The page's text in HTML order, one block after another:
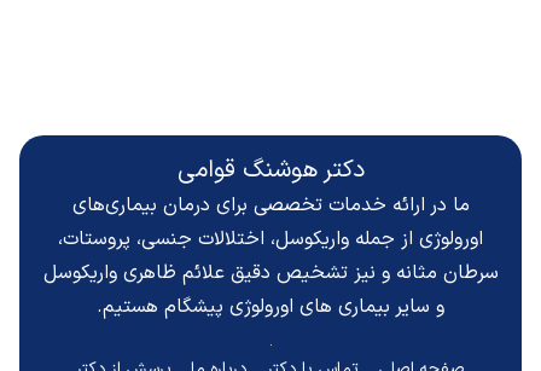
دکتر هوشنگ قوامی
ما در ارائه خدمات تخصصی برای درمان بیماری‌های
اورولوژی از جمله واریکوسل، اختلالات جنسی، پروستات،
سرطان مثانه و نیز تشخیص دقیقعلائم ظاهری واریکوسل
و سایر بیماری های اورولوژی پیشگام هستیم.